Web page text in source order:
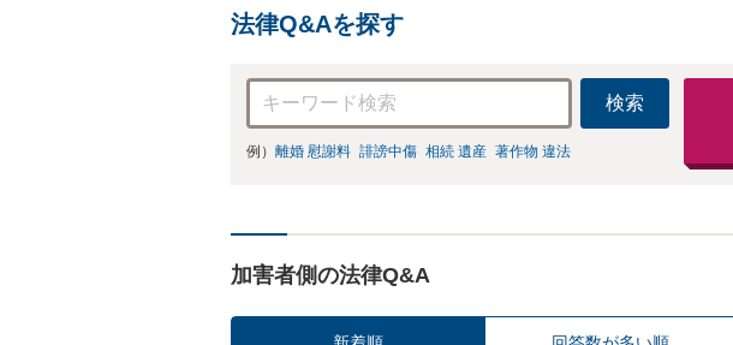
法律Q&Aを探す
検索
例） 離婚 慰謝料 誹謗中傷 相続 遺産 著作物 違法
加害者側の法律Q&A